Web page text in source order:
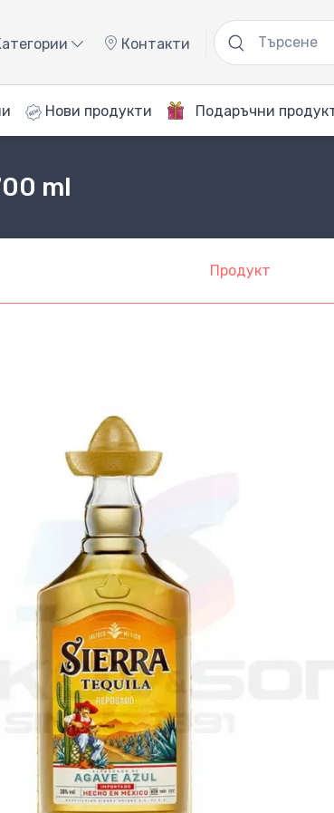
Контакти
Нови продукти Подаръчни
ml
Продукт